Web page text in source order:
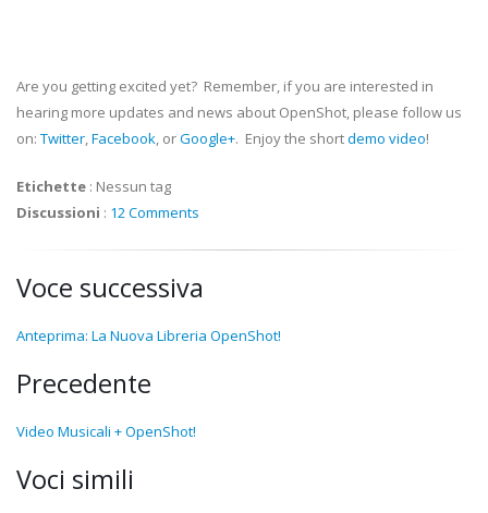
Are you getting excited yet? Remember, if you are interested in
hearing more updates and news about OpenShot, please follow us
on: Twitter,Facebook, orGoogle+. Enjoy the shortdemo video!
Etichette : Nessun tag
Discussioni : 12 Comments
Voce successiva
Anteprima: La Nuova Libreria OpenShot!
Precedente
Video Musicali + OpenShot!
Voci simili